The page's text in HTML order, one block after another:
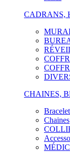
CADRANS,
CHAINES,
Chaines